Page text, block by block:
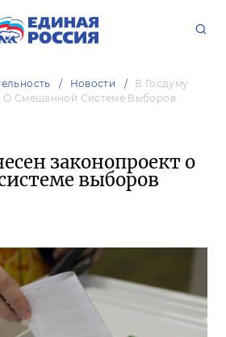
Новости
В Госдуму
О Смешанной Системе Выборов
законопроект о
выборов